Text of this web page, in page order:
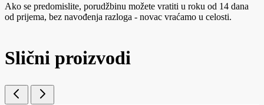
Ako se predomislite, porudžbinu možete vratiti u roku od 14 dana
od prijema, bez navođenja razloga - novac vraćamo u celosti.
Slični proizvodi